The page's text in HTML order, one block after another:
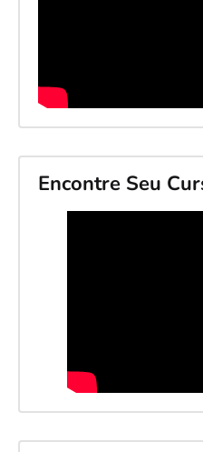
Encontre Seu